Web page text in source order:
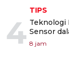
4
TIPS
Teknologi
Sensor
8 jam